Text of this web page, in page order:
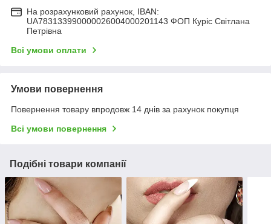
На розрахунковий рахунок, IBAN:
UA783133990000026004000201143 ФОП Куріс Світлана
Петрівна
Всі умови оплати
Умови повернення
Повернення товару впродовж 14 днів за рахунок покупця
Всі умови повернення
Подібні товари компанії